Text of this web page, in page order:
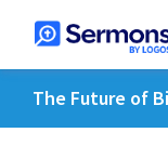
The Future of